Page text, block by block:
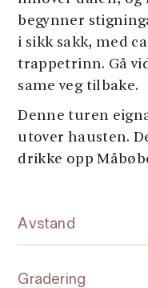
begynner
i sikk sakk, med
trappetrinn. Gå
same veg tilbake.
Denne turen
utover hausten.
drikke opp
Avstand
Gradering